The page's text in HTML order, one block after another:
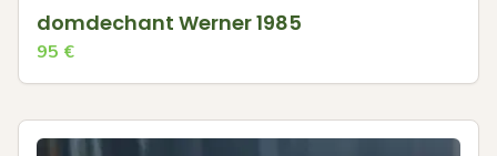
domdechant Werner 1985
95 €